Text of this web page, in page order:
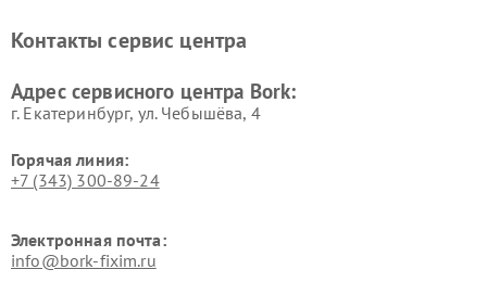
воздуха Bork
Bork
Bork
Контакты сервис центра
Адрес сервисного центра Bork:
г. Екатеринбург, ул. Чебышёва, 4
Горячая линия:
+7 (343) 300-89-24
Электронная почта:
info@bork-fixim.ru